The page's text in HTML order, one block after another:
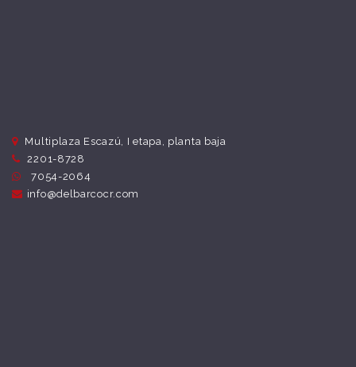
Multiplaza Escazú, I etapa, planta baja
2201-8728
7054-2064
info@delbarcocr.com